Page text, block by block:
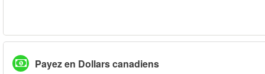
Payez en Dollars canadiens